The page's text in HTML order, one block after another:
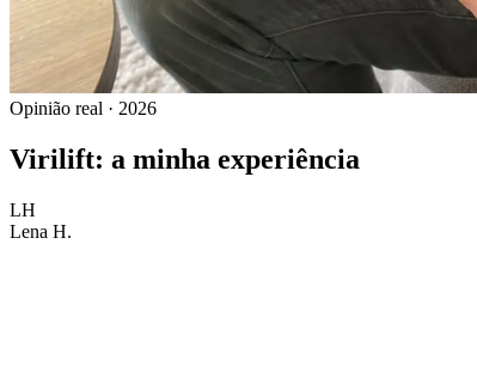
Opinião real · 2026
Virilift: a minha experiência
LH
Lena H.